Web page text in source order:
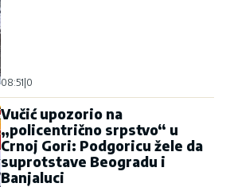
08:51 0
Vučić upozorio na
„policentrično srpstvo“ u
Crnoj Gori: Podgoricu žele da
suprotstave Beogradu i
Banjaluci